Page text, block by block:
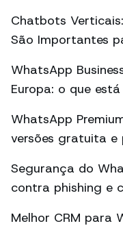
Chatbots
São Importantes
WhatsApp
Europa: o que
WhatsApp
versões gratuita e
Segurança do
contra phishing e
Melhor CRM para